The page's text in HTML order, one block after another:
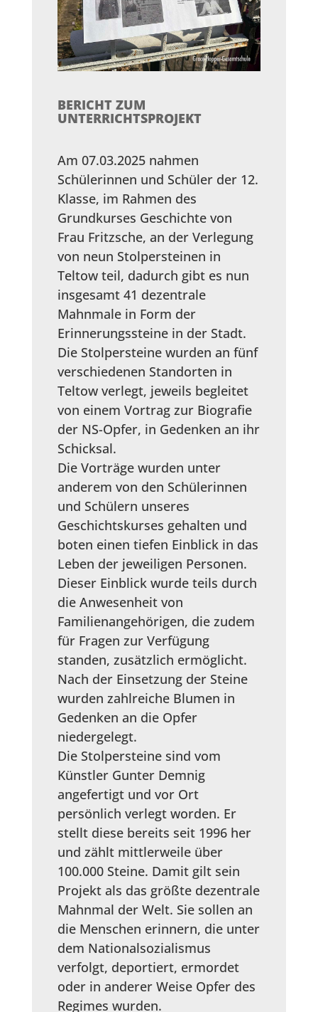
BERICHT ZUM
UNTERRICHTSPROJEKT
Am 07.03.2025 nahmen
Schülerinnen und Schüler der 12.
Klasse, im Rahmen des
Grundkurses Geschichte von
Frau Fritzsche, an der Verlegung
von neun Stolpersteinen in
Teltow teil, dadurch gibt es nun
insgesamt 41 dezentrale
Mahnmale in Form der
Erinnerungssteine in der Stadt.
Die Stolpersteine wurden an fünf
verschiedenen Standorten in
Teltow verlegt, jeweils begleitet
von einem Vortrag zur Biografie
der NS-Opfer, in Gedenken an ihr
Schicksal.
Die Vorträge wurden unter
anderem von den Schülerinnen
und Schülern unseres
Geschichtskurses gehalten und
boten einen tiefen Einblick in das
Leben der jeweiligen Personen.
Dieser Einblick wurde teils durch
die Anwesenheit von
Familienangehörigen, die zudem
für Fragen zur Verfügung
standen, zusätzlich ermöglicht.
Nach der Einsetzung der Steine
wurden zahlreiche Blumen in
Gedenken an die Opfer
niedergelegt.
Die Stolpersteine sind vom
Künstler Gunter Demnig
angefertigt und vor Ort
persönlich verlegt worden. Er
stellt diese bereits seit 1996 her
und zählt mittlerweile über
100.000 Steine. Damit gilt sein
Projekt als das größte dezentrale
Mahnmal der Welt. Sie sollen an
die Menschen erinnern, die unter
dem Nationalsozialismus
verfolgt, deportiert, ermordet
oder in anderer Weise Opfer des
Regimes wurden.